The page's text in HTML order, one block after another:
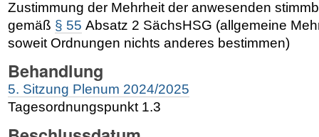
Zustimmung der Mehrheit der anwesenden
gemäß § 55 Absatz 2 SächsHSG (allgemeine
soweit Ordnungen nichts anderes bestimmen)
Behandlung
5. Sitzung Plenum 2024/2025
Tagesordnungspunkt 1.3